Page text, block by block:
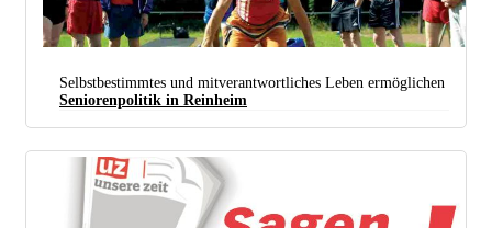
Wenn in Kommunen Freibäder und Sportstätten dicht gemacht werden, trifft es auch die Senioren.
(Foto: © 2021 AOK-Bundesverband)
Selbstbestimmtes und mitverantwortliches Leben ermöglichen
Seniorenpolitik in Reinheim